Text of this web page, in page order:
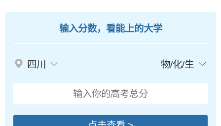
输入分数，看能上的大学
四川 物/化/生